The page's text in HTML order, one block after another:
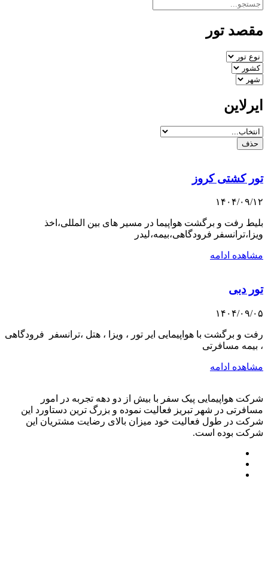
مقصد تور
ایرلاین
حذف
تور کشتی کروز
۱۴۰۴/۰۹/۱۲
بلیط رفت و برگشت هواپیما در مسیر های بین المللی،اخذ
ویزا،ترانسفر فرودگاهی،بیمه،لیدر
مشاهده ادامه
تور دبی
۱۴۰۴/۰۹/۰۵
رفت و برگشت با هواپیمایی ایر تور ، ویزا ، هتل ،ترانسفر فرودگاهی
، بیمه مسافرتی
مشاهده ادامه
شرکت هواپیمایی پیک سفر با بیش از دو دهه تجربه در امور
مسافرتی در شهر تبریز فعالیت نموده و بزرگ ترین دستاورد این
شرکت در طول فعالیت خود میزان بالای رضایت مشتریان این
شرکت بوده است.